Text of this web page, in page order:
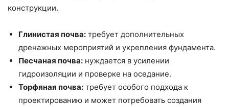
конструкции.
Глинистая почва: требует дополнительных
дренажных мероприятий и укрепления фундамента.
Песчаная почва: нуждается в усилении
гидроизоляции и проверке на оседание.
Торфяная почва: требует особого подхода к
проектированию и может потребовать создания